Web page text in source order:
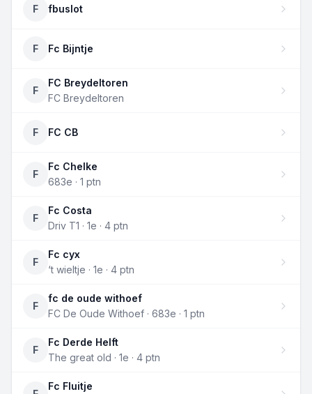
F fbuslot
F Fc Bijntje
F
FC Breydeltoren
FC Breydeltoren
F FC CB
F
Fc Chelke
683e · 1 ptn
F
Fc Costa
Driv T1 · 1e · 4 ptn
F
Fc cyx
‘t wieltje · 1e · 4 ptn
F
fc de oude withoef
FC De Oude Withoef · 683e · 1 ptn
F
Fc Derde Helft
The great old · 1e · 4 ptn
Fc Fluitje